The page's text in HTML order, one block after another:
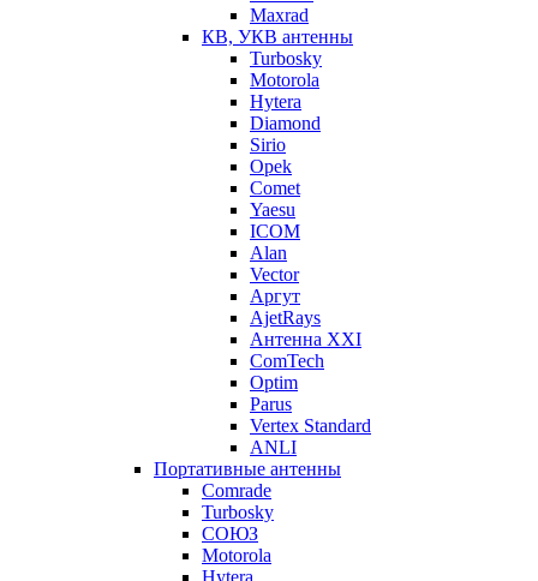
Maxrad
КВ, УКВ антенны
Turbosky
Motorola
Hytera
Diamond
Sirio
Opek
Comet
Yaesu
ICOM
Alan
Vector
Аргут
AjetRays
Антенна XXI
ComTech
Optim
Parus
Vertex Standard
ANLI
Портативные антенны
Comrade
Turbosky
СОЮЗ
Motorola
Hytera